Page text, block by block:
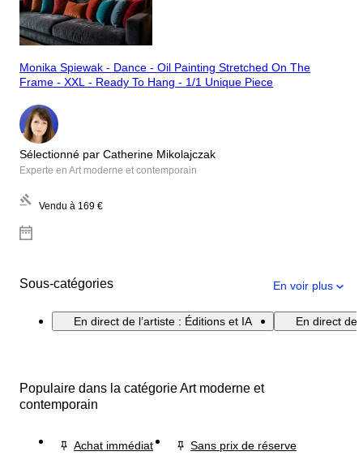
Monika Spiewak - Dance - Oil Painting Stretched On The
Frame - XXL - Ready To Hang - 1/1 Unique Piece
Sélectionné par Catherine Mikolajczak
Experte en Art moderne et contemporain
Vendu à 169 €
Sous-catégories En voir plus
En direct de l’artiste : Éditions et IA En direct de
Populaire dans la catégorie Art moderne et
contemporain
Achat immédiat
Sans prix de réserve